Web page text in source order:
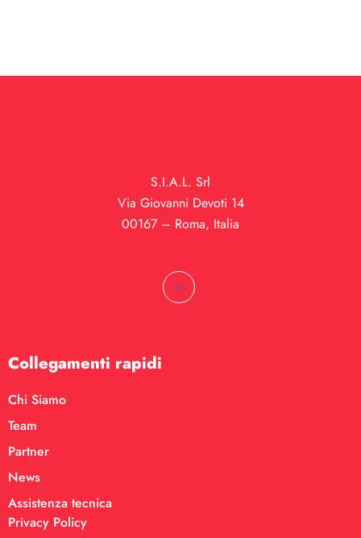
S.I.A.L. Srl
Via Giovanni Devoti 14
00167 – Roma, Italia
Collegamenti rapidi
Chi Siamo
Team
Partner
News
Assistenza tecnica
Privacy Policy